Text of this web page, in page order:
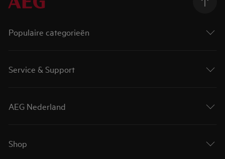
Populaire categorieën
Service & Support
AEG Nederland
Shop